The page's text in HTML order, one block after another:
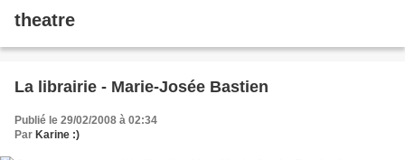
theatre
La librairie - Marie-Josée Bastien
Publié le 29/02/2008 à 02:34
Par Karine :)